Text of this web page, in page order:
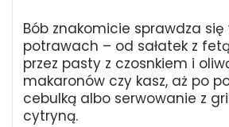
Bób znakomicie sprawdza się
potrawach – od sałatek z
przez pasty z czosnkiem i
makaronów czy kasz, aż po
cebulką albo serwowanie z
cytryną.